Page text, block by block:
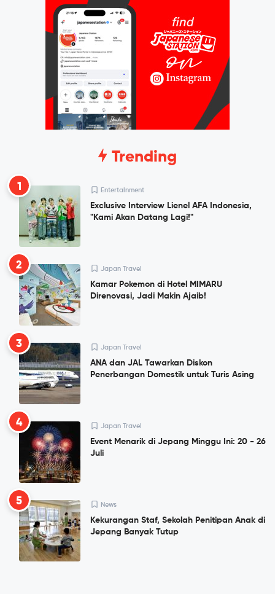
Trending
1 Entertainment
Exclusive Interview Lienel AFA Indonesia,
"Kami Akan Datang Lagi!"
2 Japan Travel
Kamar Pokemon di Hotel MIMARU
Direnovasi, Jadi Makin Ajaib!
3 Japan Travel
ANA dan JAL Tawarkan Diskon
Penerbangan Domestik untuk Turis Asing
4 Japan Travel
Event Menarik di Jepang Minggu Ini: 20 - 26
Juli
5 News
Kekurangan Staf, Sekolah Penitipan Anak di
Jepang Banyak Tutup